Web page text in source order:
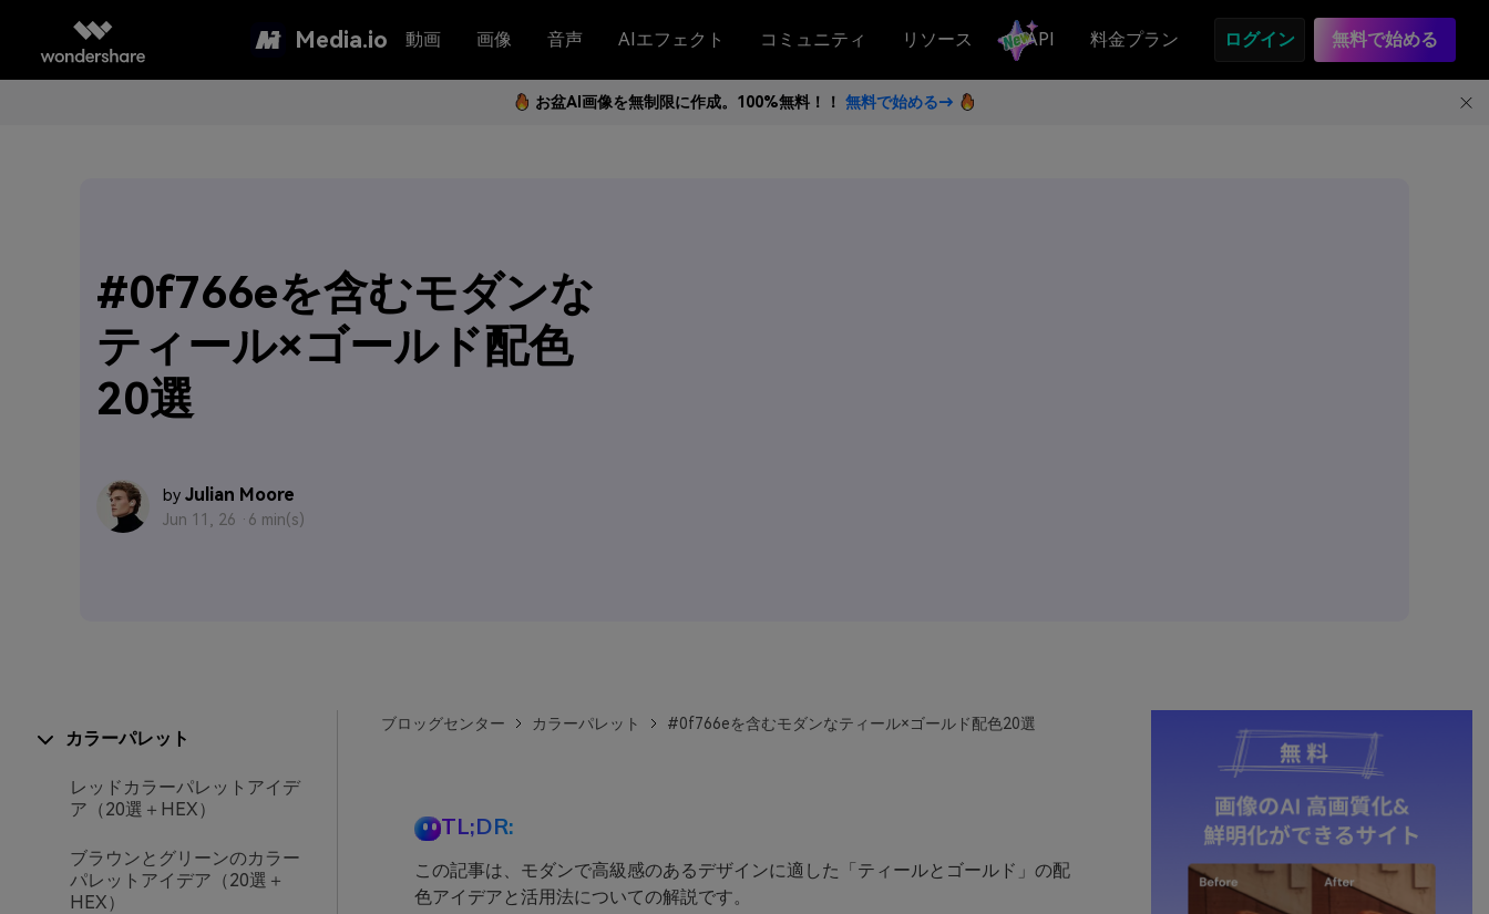
Media.io 動画 画像 音声 AIエフェクト コミュニティ リソース API 料金プラン ログイン 無料で始める
お盆AI画像を無制限に作成。100%無料！！ 無料で始める→
#0f766eを含むモダンな
ティール×ゴールド配色
20選
by Julian Moore
Jun 11, 26 · 6 min(s)
カラーパレット
レッドカラーパレットアイデ
ア（20選＋HEX）
ブラウンとグリーンのカラー
パレットアイデア（20選＋
HEX）
ブロッグセンター カラーパレット #0f766eを含むモダンなティール×ゴールド配色20選
TL;DR:
この記事は、モダンで高級感のあるデザインに適した「ティールとゴールド」の配
色アイデアと活用法についての解説です。